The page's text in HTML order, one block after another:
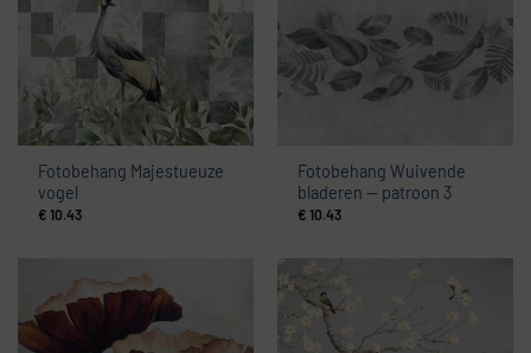
Fotobehang Majestueuze
vogel
€ 10.43
Fotobehang Wuivende
bladeren — patroon 3
€ 10.43